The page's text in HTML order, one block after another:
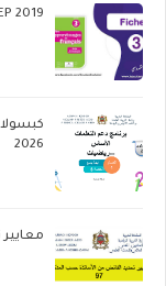
2019
2026